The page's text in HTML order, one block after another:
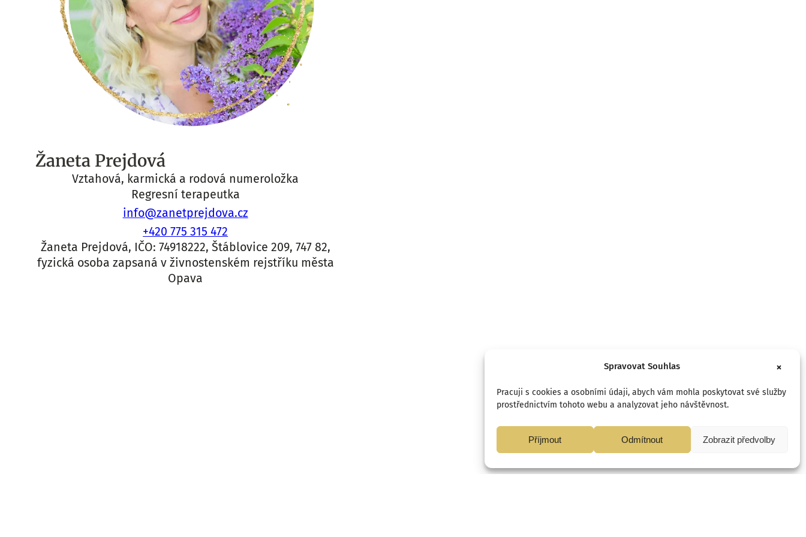
Spravovat Souhlas
Pracuji s cookies a osobními údaji, abych vám mohla poskytovat své služby
prostřednictvím tohoto webu a analyzovat jeho návštěvnost.
Příjmout Odmítnout Zobrazit předvolby
Žaneta Prejdová
Vztahová, karmická a rodová numeroložka
Regresní terapeutka
info@zanetprejdova.cz
+420 775 315 472
Žaneta Prejdová, IČO: 74918222, Štáblovice 209, 747 82,
fyzická osoba zapsaná v živnostenském rejstříku města
Opava